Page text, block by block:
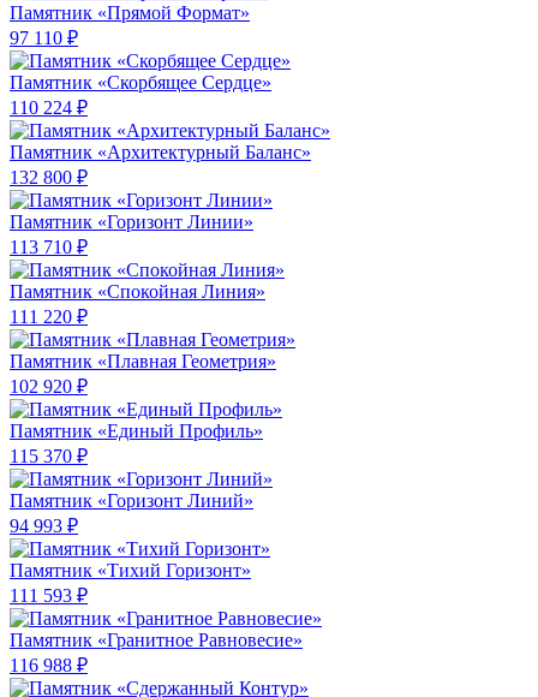
Памятник «Прямой Формат»
97 110 ₽
Памятник «Скорбящее Сердце»
110 224 ₽
Памятник «Архитектурный Баланс»
132 800 ₽
Памятник «Горизонт Линии»
113 710 ₽
Памятник «Спокойная Линия»
111 220 ₽
Памятник «Плавная Геометрия»
102 920 ₽
Памятник «Единый Профиль»
115 370 ₽
Памятник «Горизонт Линий»
94 993 ₽
Памятник «Тихий Горизонт»
111 593 ₽
Памятник «Гранитное Равновесие»
116 988 ₽